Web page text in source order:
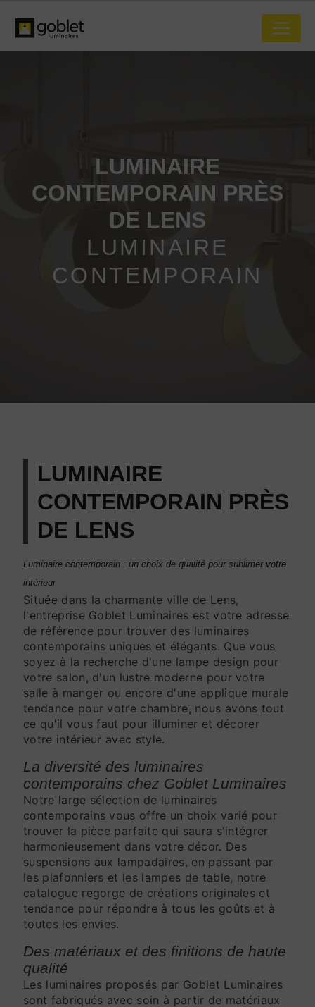
LUMINAIRE
CONTEMPORAIN PRÈS
DE LENS
LUMINAIRE
CONTEMPORAIN
LUMINAIRE
CONTEMPORAIN PRÈS
DE LENS
Luminaire contemporain : un choix de qualité pour sublimer votre
intérieur
Située dans la charmante ville de Lens,
l'entreprise Goblet Luminaires est votre adresse
de référence pour trouver des luminaires
contemporains uniques et élégants. Que vous
soyez à la recherche d'une lampe design pour
votre salon, d'un lustre moderne pour votre
salle à manger ou encore d'une applique murale
tendance pour votre chambre, nous avons tout
ce qu'il vous faut pour illuminer et décorer
votre intérieur avec style.
La diversité des luminaires
contemporains chez Goblet Luminaires
Notre large sélection de luminaires
contemporains vous offre un choix varié pour
trouver la pièce parfaite qui saura s'intégrer
harmonieusement dans votre décor. Des
suspensions aux lampadaires, en passant par
les plafonniers et les lampes de table, notre
catalogue regorge de créations originales et
tendance pour répondre à tous les goûts et à
toutes les envies.
Des matériaux et des finitions de haute
qualité
Les luminaires proposés par Goblet Luminaires
sont fabriqués avec soin à partir de matériaux